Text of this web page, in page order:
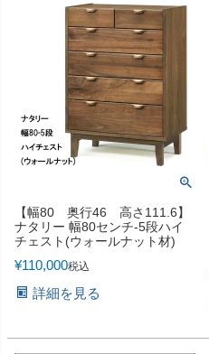
【幅80 奥行46 高さ111.6】
ナタリー 幅80センチ-5段ハイ
チェスト(ウォールナット材)
¥110,000税込
詳細を見る